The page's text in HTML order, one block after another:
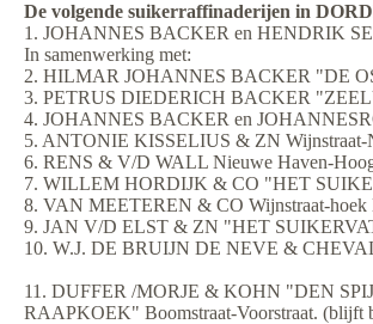
De volgende suikerraffinaderijen in
1. JOHANNES BACKER en HENDRIK
In samenwerking met:
2. HILMAR JOHANNES BACKER "DE
3. PETRUS DIEDERICH BACKER
4. JOHANNES BACKER en
5. ANTONIE KISSELIUS & ZN
6. RENS & V/D WALL Nieuwe Haven-
7. WILLEM HORDIJK & CO "HET
8. VAN MEETEREN & CO Wijnstraat-
9. JAN V/D ELST & ZN "HET
10. W.J. DE BRUIJN DE NEVE &
11. DUFFER /MORJE & KOHN "DEN
RAAPKOEK" Boomstraat-Voorstraat. (blijft